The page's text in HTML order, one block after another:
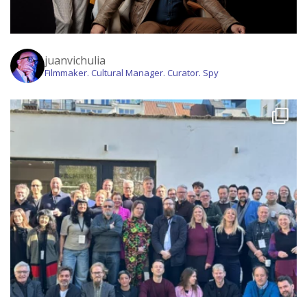
juanvichulia
Filmmaker. Cultural Manager. Curator. Spy